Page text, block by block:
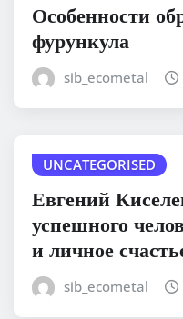
Особенности
фурункула
sib_ecometal
UNCATEGORISED
Евгений
успешного
и личное
sib_ecometal